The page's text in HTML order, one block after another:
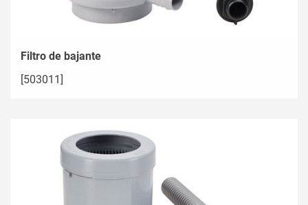
Filtro de bajante
[503011]